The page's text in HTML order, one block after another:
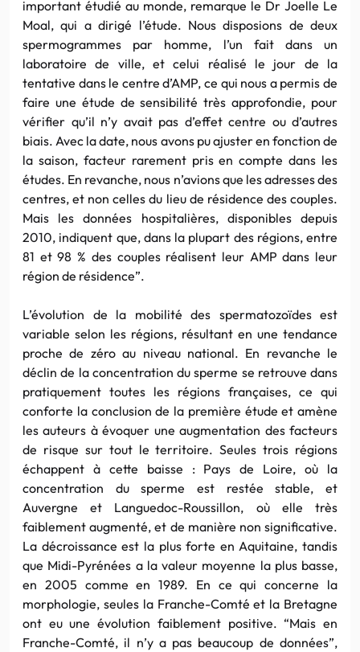
important étudié au monde, remarque le Dr Joelle Le
Moal, qui a dirigé l’étude. Nous disposions de deux
spermogrammes par homme, l’un fait dans un
laboratoire de ville, et celui réalisé le jour de la
tentative dans le centre d’AMP, ce qui nous a permis de
faire une étude de sensibilité très approfondie, pour
vérifier qu’il n’y avait pas d’effet centre ou d’autres
biais. Avec la date, nous avons pu ajuster en fonction de
la saison, facteur rarement pris en compte dans les
études. En revanche, nous n’avions que les adresses des
centres, et non celles du lieu de résidence des couples.
Mais les données hospitalières, disponibles depuis
2010, indiquent que, dans la plupart des régions, entre
81 et 98 % des couples réalisent leur AMP dans leur
région de résidence”.
L’évolution de la mobilité des spermatozoïdes est
variable selon les régions, résultant en une tendance
proche de zéro au niveau national. En revanche le
déclin de la concentration du sperme se retrouve dans
pratiquement toutes les régions françaises, ce qui
conforte la conclusion de la première étude et amène
les auteurs à évoquer une augmentation des facteurs
de risque sur tout le territoire. Seules trois régions
échappent à cette baisse : Pays de Loire, où la
concentration du sperme est restée stable, et
Auvergne et Languedoc-Roussillon, où elle très
faiblement augmenté, et de manière non significative.
La décroissance est la plus forte en Aquitaine, tandis
que Midi-Pyrénées a la valeur moyenne la plus basse,
en 2005 comme en 1989. En ce qui concerne la
morphologie, seules la Franche-Comté et la Bretagne
ont eu une évolution faiblement positive. “Mais en
Franche-Comté, il n’y a pas beaucoup de données”,